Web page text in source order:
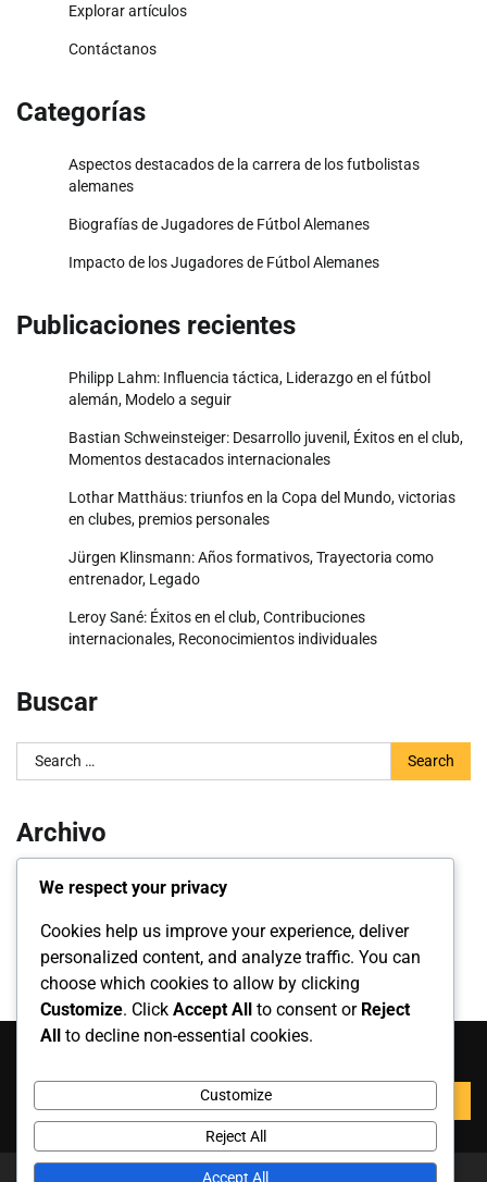
Explorar artículos
Contáctanos
Categorías
Aspectos destacados de la carrera de los futbolistas
alemanes
Biografías de Jugadores de Fútbol Alemanes
Impacto de los Jugadores de Fútbol Alemanes
Publicaciones recientes
Philipp Lahm: Influencia táctica, Liderazgo en el fútbol
alemán, Modelo a seguir
Bastian Schweinsteiger: Desarrollo juvenil, Éxitos en el club,
Momentos destacados internacionales
Lothar Matthäus: triunfos en la Copa del Mundo, victorias
en clubes, premios personales
Jürgen Klinsmann: Años formativos, Trayectoria como
entrenador, Legado
Leroy Sané: Éxitos en el club, Contribuciones
internacionales, Reconocimientos individuales
Buscar
Search
for:
Archivo
March 2026
February 2026
Buscar
for:
We respect your privacy
Cookies help us improve your experience, deliver
personalized content, and analyze traffic. You can
choose which cookies to allow by clicking
Customize. Click Accept All to consent or Reject
All to decline non-essential cookies.
Customize
Reject All
Accept All